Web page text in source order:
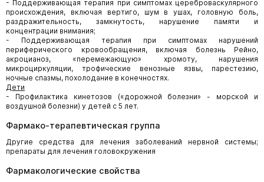
- Поддерживающая терапия при симптомах цереброваскулярного
происхождения, включая вертиго, шум в ушах, головную боль,
раздражительность, замкнутость, нарушение памяти и
концентрации внимания;
- Поддерживающая терапия при симптомах нарушений
периферического кровообращения, включая болезнь Рейно,
акроцианоз, «перемежающую» хромоту, нарушения
микроциркуляции, трофические венозные язвы, парестезию,
ночные спазмы, похолодание в конечностях.
Дети
- Профилактика кинетозов («дорожной болезни» - морской и
воздушной болезни) у детей с 5 лет.
Фармако-терапевтическая группа
Другие средства для лечения заболеваний нервной системы;
препараты для лечения головокружения
Фармакологические свойства